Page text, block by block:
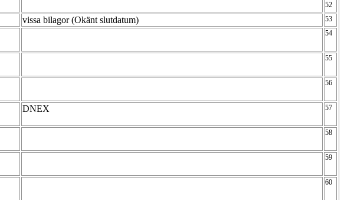
52
vissa bilagor (Okänt slutdatum) 53
54
55
56
DNEX 57
58
59
60